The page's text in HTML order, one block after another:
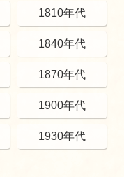
1810年代
1840年代
1870年代
1900年代
1930年代